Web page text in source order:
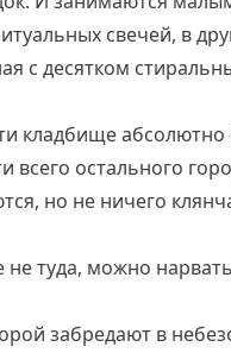
свечей, в
с десятком
кладбище абсолютно
остального
но не ничего
туда, можно
забредают в